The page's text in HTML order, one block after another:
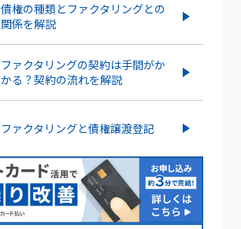
債権の種類とファクタリングとの
関係を解説
ファクタリングの契約は手間がか
かる？契約の流れを解説
ファクタリングと債権譲渡登記